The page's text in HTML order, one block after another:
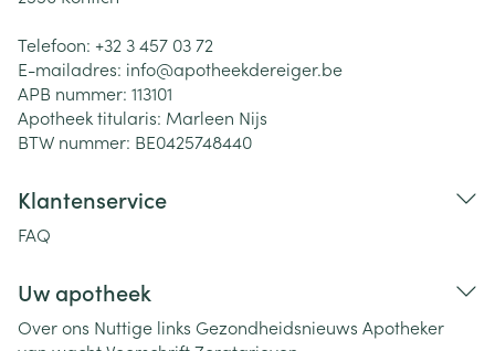
Telefoon: +32 3 457 03 72
E-mailadres: info@apotheekdereiger.be
APB nummer: 113101
Apotheek titularis: Marleen Nijs
BTW nummer: BE0425748440
Klantenservice
FAQ
Uw apotheek
Over ons Nuttige links Gezondheidsnieuws Apotheker